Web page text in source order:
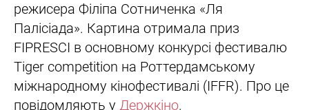
режисера Філіпа Сотниченка «Ля
Палісіада». Картина отримала приз
FIPRESCI в основному конкурсі фестивалю
Tiger competition на Роттердамському
міжнародному кінофестивалі (IFFR). Про це
повідомляють у Держкіно.